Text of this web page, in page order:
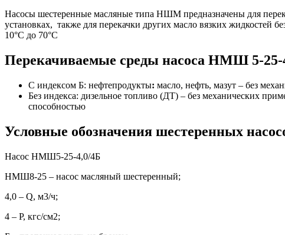
Насосы шестеренные масляные типа НШМ предназначены для
установках, также для перекачки других масло вязких жидкостей
10°С до 70°С
Перекачиваемые среды насоса НМШ 5-25-
С индексом Б: нефтепродукты: масло, нефть, мазут – без
Без индекса: дизельное топливо (ДТ) – без механических
способностью
Условные обозначения шестеренных
Насос НМШ5-25-4,0/4Б
НМШ8-25 – насос масляный шестеренный;
4,0 – Q, м3/ч;
4 – P, кгс/см2;